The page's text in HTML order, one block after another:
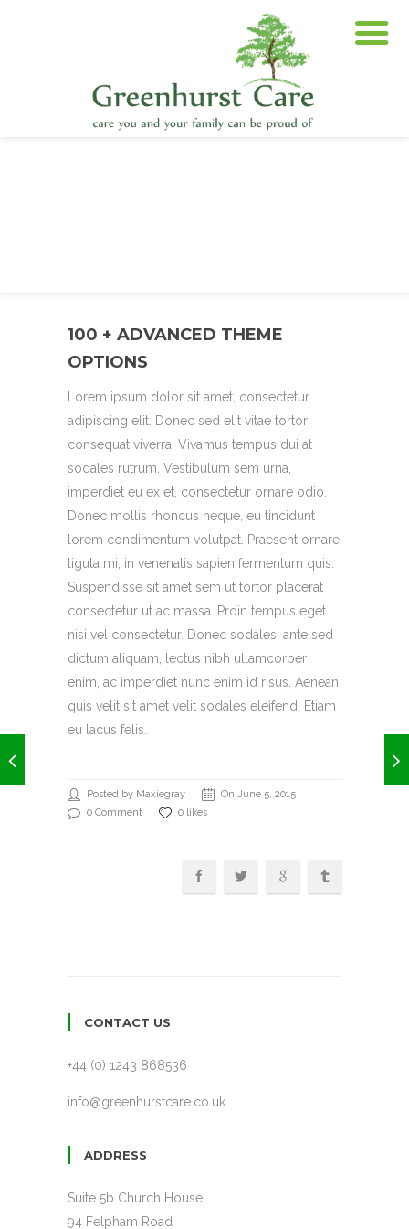
100 + ADVANCED THEME
OPTIONS
Lorem ipsum dolor sit amet, consectetur
adipiscing elit. Donec sed elit vitae tortor
consequat viverra. Vivamus tempus dui at
sodales rutrum. Vestibulum sem urna,
imperdiet eu ex et, consectetur ornare odio.
Donec mollis rhoncus neque, eu tincidunt
lorem condimentum volutpat. Praesent ornare
ligula mi, in venenatis sapien fermentum quis.
Suspendisse sit amet sem ut tortor placerat
consectetur ut ac massa. Proin tempus eget
nisi vel consectetur. Donec sodales, ante sed
dictum aliquam, lectus nibh ullamcorper
enim, ac imperdiet nunc enim id risus. Aenean
quis velit sit amet velit sodales eleifend. Etiam
eu lacus felis.
Posted by Maxiegray
On June 5, 2015
0 Comment
0 likes
CONTACT US
+44 (0) 1243 868536
info@greenhurstcare.co.uk
ADDRESS
Suite 5b Church House
94 Felpham Road